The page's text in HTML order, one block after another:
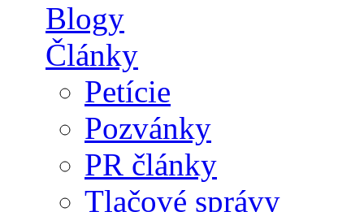
Blogy
Články
Petície
Pozvánky
PR články
Tlačové správy